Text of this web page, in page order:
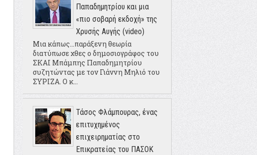
Παπαδημητρίου και μια
«πιο σοβαρή εκδοχή» της
Χρυσής Αυγής (video)
Μια κάπως...παράξενη θεωρία
διατύπωσε χθες ο δημοσιογράφος του
ΣΚΑΙ Μπάμπης Παπαδημητρίου
συζητώντας με τον Γιάννη Μηλιό του
ΣΥΡΙΖΑ. Ο κ...
Τάσος Φλάμπουρας, ένας
επιτυχημένος
επιχειρηματίας στο
Επικρατείας του ΠΑΣΟΚ